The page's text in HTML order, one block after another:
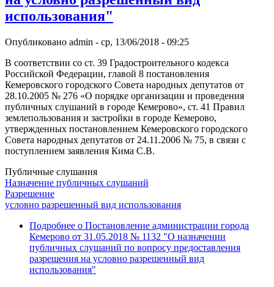
использования"
Опубликовано admin - ср, 13/06/2018 - 09:25
В соответствии со ст. 39 Градостроительного кодекса
Российской Федерации, главой 8 постановления
Кемеровского городского Совета народных депутатов от
28.10.2005 № 276 «О порядке организации и проведения
публичных слушаний в городе Кемерово», ст. 41 Правил
землепользования и застройки в городе Кемерово,
утвержденных постановлением Кемеровского городского
Совета народных депутатов от 24.11.2006 № 75, в связи с
поступлением заявления Кима С.В.
Публичные слушания
Назначение публичных слушаний
Разрешение
условно разрешенный вид использования
Подробнее о Постановление администрации города
Кемерово от 31.05.2018 № 1132 "О назначении
публичных слушаний по вопросу предоставления
разрешения на условно разрешенный вид
использования"